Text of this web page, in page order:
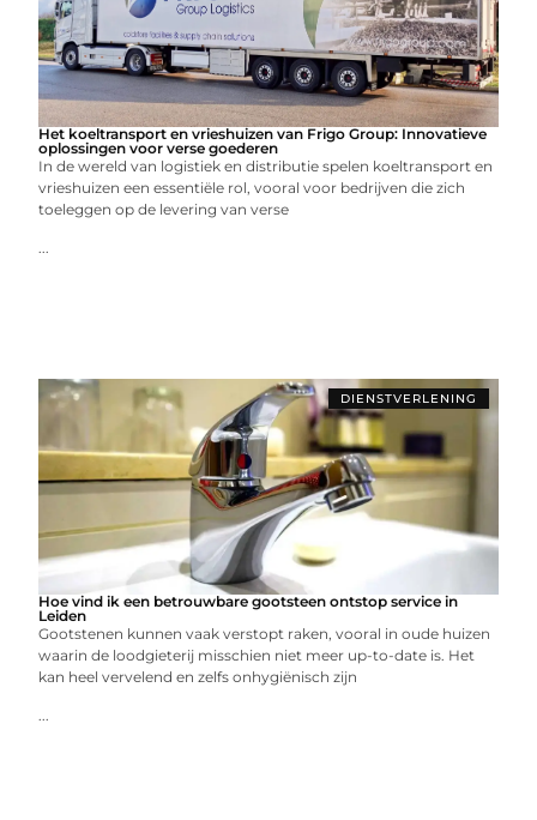
Het koeltransport en vrieshuizen van Frigo Group: Innovatieve
oplossingen voor verse goederen
In de wereld van logistiek en distributie spelen koeltransport en
vrieshuizen een essentiële rol, vooral voor bedrijven die zich
toeleggen op de levering van verse
...
DIENSTVERLENING
Hoe vind ik een betrouwbare gootsteen ontstop service in
Leiden
Gootstenen kunnen vaak verstopt raken, vooral in oude huizen
waarin de loodgieterij misschien niet meer up-to-date is. Het
kan heel vervelend en zelfs onhygiënisch zijn
...